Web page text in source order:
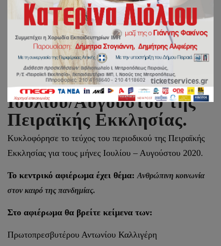
Κυκλοφόρησε το τεύχος
Ιουλίου/Αυγούστου της
Πειραϊκής Εκκλησίας.
Κυκλοφόρησε το τεύχος του περιοδικού της Πειραϊκής
Εκκλησίας για τους μήνες Ιουλίου – Αυγούστου 2020.
Το κεντρικό αφιέρωμα έχει θέμα: Ανθρώπινη κοινωνία
στον καιρό της πανδημίας.
Στο αφιέρωμα θα βρείτε κείμενα των:
Πρωτοπρεσβυτέρου Αντωνίου Καλλιγέρη